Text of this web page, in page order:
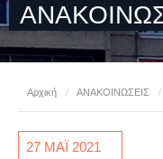
Αρχική / ΑΝΑΚΟΙΝΩΣΕΙΣ /
27 ΜΑΪ 2021